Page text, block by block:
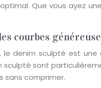
Que vous ayez
courbes
le denim sculpté est
sont
sans comprimer.